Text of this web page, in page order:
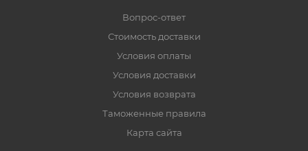
Вопрос-ответ
Стоимость доставки
Условия оплаты
Условия доставки
Условия возврата
Таможенные правила
Карта сайта